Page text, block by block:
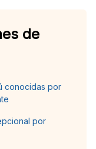
de
conocidas por
por